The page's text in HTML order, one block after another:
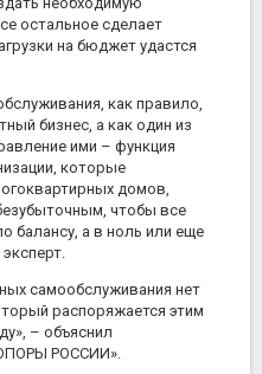
остальное сделает
на бюджет удастся
как правило,
бизнес, а как один из
ими – функция
которые
домов,
чтобы все
балансу, а в ноль или еще
самообслуживания нет
распоряжается этим
– объяснил
РОССИИ».